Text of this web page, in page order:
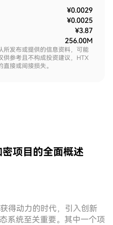
¥0.0029
¥0.0025
¥3.87
256.00M
所发布或提供的信息资料，可能
供参考且不构成投资建议，HTX
接或间接损失。
密项目的全面概述
得动力的时代，引入创新
系统至关重要。其中一个项